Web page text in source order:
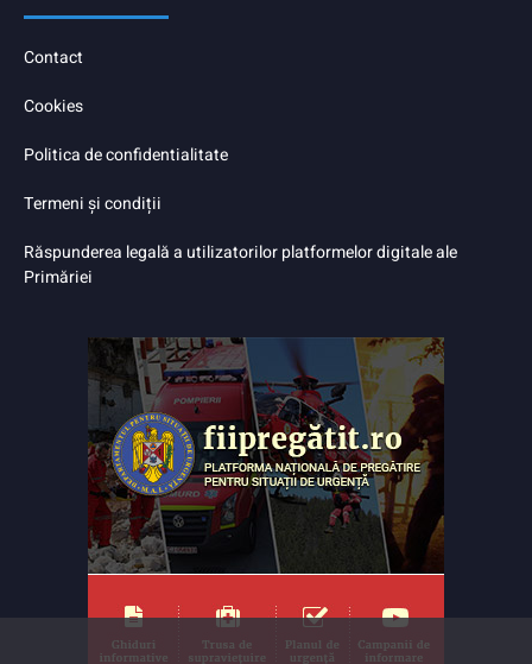
Contact
Cookies
Politica de confidentialitate
Termeni și condiții
Răspunderea legală a utilizatorilor platformelor digitale ale
Primăriei